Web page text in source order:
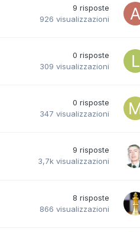
9 risposte
926 visualizzazioni
0 risposte
309 visualizzazioni
0 risposte
347 visualizzazioni
9 risposte
3,7k visualizzazioni
8 risposte
866 visualizzazioni